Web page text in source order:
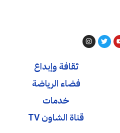
ثقافة وإبداع
فضاء الرياضة
خدمات
قناة الشاون TV